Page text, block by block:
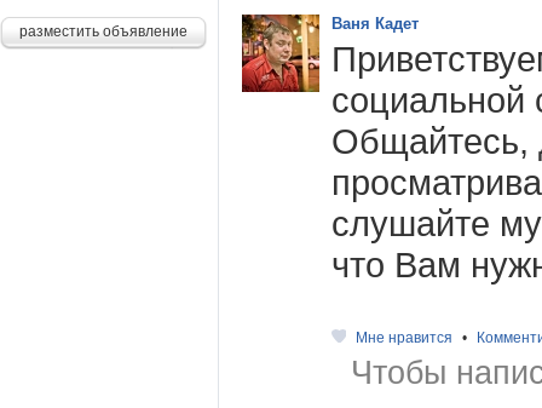
Ваня Кадет
Общайтесь,
слушайте
что Вам
Мне нравится •
Чтобы
разместить объявление